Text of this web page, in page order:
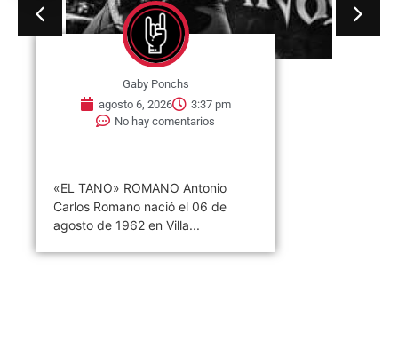
Gaby Ponchs
agosto 6, 2026
3:37 pm
No hay comentarios
«EL TANO» ROMANO Antonio
Carlos Romano nació el 06 de
agosto de 1962 en Villa...